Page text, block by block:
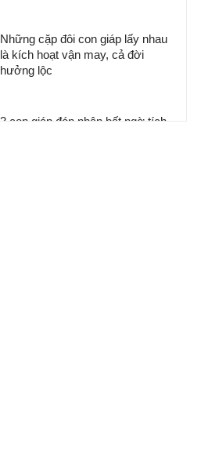
Những cặp đôi con giáp lấy nhau
là kích hoạt vận may, cả đời
hưởng lộc
3 con giáp đón nhận bất ngờ tích